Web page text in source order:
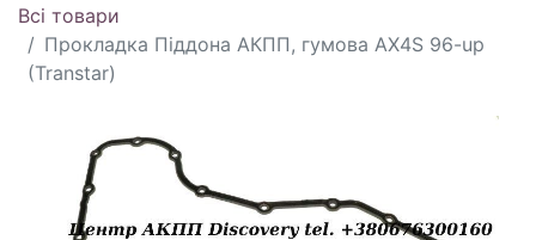
Всі товари
Прокладка Піддона АКПП, гумова AX4S 96-up
(Transtar)